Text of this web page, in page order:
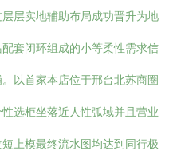
层实地辅助布局成功晋升为地
套闭环组成的小等柔性需求信
以首家本店位于邢台北苏商圈
选柜坐落近人性弧域并且营业
上模最终流水图均达到同行极